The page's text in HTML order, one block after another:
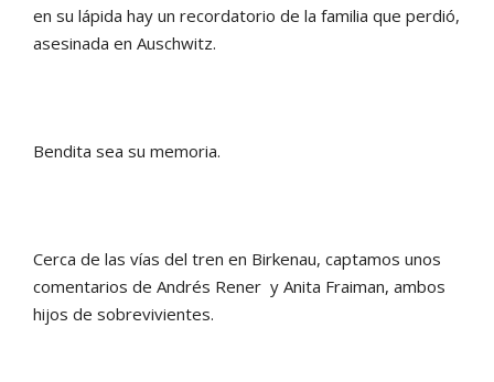
en su lápida hay un recordatorio de la familia que perdió,
asesinada en Auschwitz.
Bendita sea su memoria.
Cerca de las vías del tren en Birkenau, captamos unos
comentarios de Andrés Rener y Anita Fraiman, ambos
hijos de sobrevivientes.